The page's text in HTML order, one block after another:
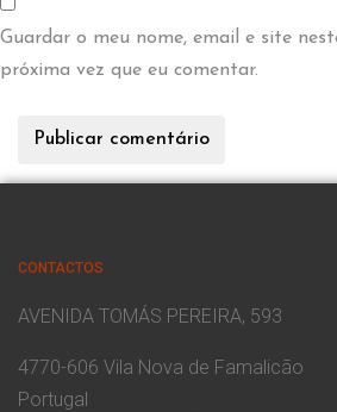
Guardar o meu nome, email e site
próxima vez que eu comentar.
CONTACTOS
AVENIDA TOMÁS PEREIRA, 593
4770-606 Vila Nova de Famalicão
Portugal